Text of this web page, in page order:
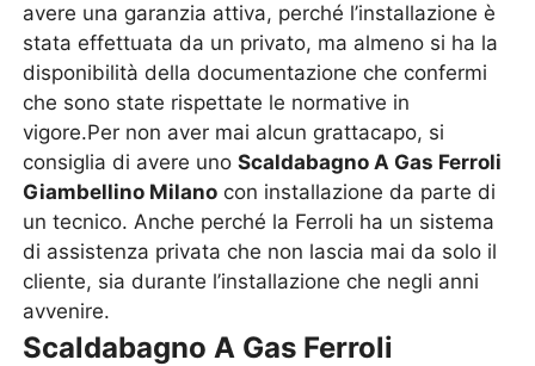
avere una garanzia attiva, perché l’installazione è
stata effettuata da un privato, ma almeno si ha la
disponibilità della documentazione che confermi
che sono state rispettate le normative in
vigore.Per non aver mai alcun grattacapo, si
consiglia di avere unoScaldabagno A Gas Ferroli
Giambellino Milano con installazione da parte di
un tecnico. Anche perché la Ferroli ha un sistema
di assistenza privata che non lascia mai da solo il
cliente, sia durante l’installazione che negli anni
avvenire.
Scaldabagno A Gas Ferroli